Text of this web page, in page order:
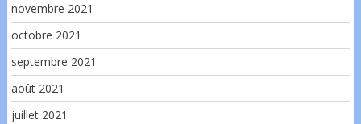
novembre 2021
octobre 2021
septembre 2021
août 2021
juillet 2021